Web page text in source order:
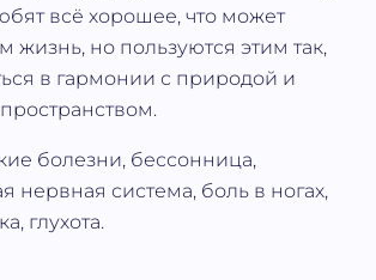
всё хорошее, что может
жизнь, но пользуются этим так,
в гармонии с природой и
болезни, бессонница,
нервная система, боль в ногах,
глухота.